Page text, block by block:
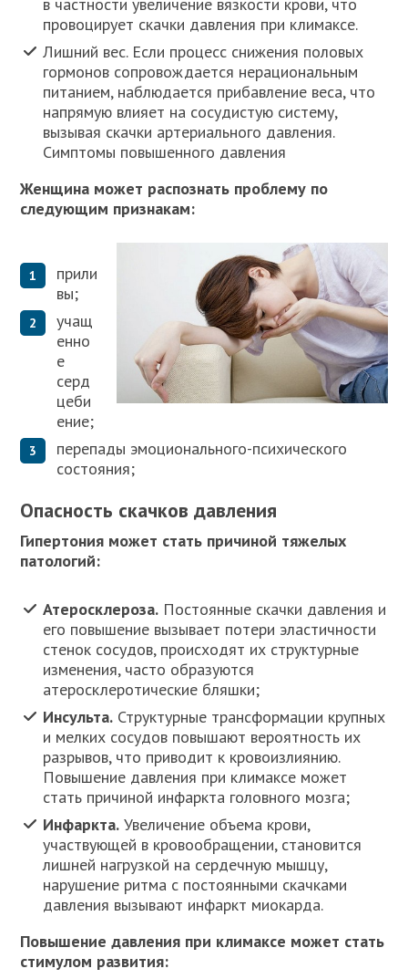
в частности увеличение вязкости крови, что
провоцирует скачки давления при климаксе.
Лишний вес. Если процесс снижения половых
гормонов сопровождается нерациональным
питанием, наблюдается прибавление веса, что
напрямую влияет на сосудистую систему,
вызывая скачки артериального давления.
Симптомы повышенного давления
Женщина может распознать проблему по
следующим признакам:
прили
вы;
учащ
енно
е
серд
цеби
ение;
перепады эмоционального-психического
состояния;
Опасность скачков давления
Гипертония может стать причиной тяжелых
патологий:
Атеросклероза. Постоянные скачки давления и
его повышение вызывает потери эластичности
стенок сосудов, происходят их структурные
изменения, часто образуются
атеросклеротические бляшки;
Инсульта. Структурные трансформации крупных
и мелких сосудов повышают вероятность их
разрывов, что приводит к кровоизлиянию.
Повышение давления при климаксе может
стать причиной инфаркта головного мозга;
Инфаркта. Увеличение объема крови,
участвующей в кровообращении, становится
лишней нагрузкой на сердечную мышцу,
нарушение ритма с постоянными скачками
давления вызывают инфаркт миокарда.
Повышение давления при климаксе может стать
стимулом развития: